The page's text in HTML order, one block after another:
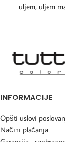
uljem, uljem
INFORMACIJE
Opšti uslovi
Načini plaćanja